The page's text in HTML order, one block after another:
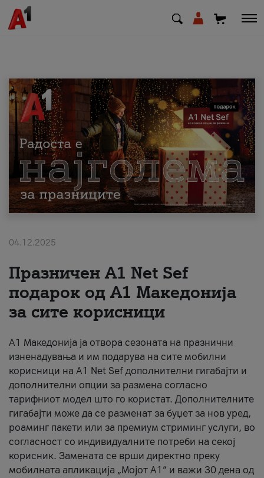
МК EN SQ
Приватни Деловни
Поддршка
Надополни кредит
За нас
#ПодобарОнлајн
04.12.2025
Празничен A1 Net Sеf
подарок од А1 Македонија
за сите корисници
А1 Македонија ја отвора сезоната на празнични
изненадувања и им подарува на сите мобилни
корисници на A1 Net Sef дополнителни гигабајти и
дополнителни опции за размена согласно
тарифниот модел што го користат. Дополнителните
гигабајти може да се разменат за буџет за нов уред,
роаминг пакети или за премиум стриминг услуги, во
согласност со индивидуалните потреби на секој
корисник. Замената се врши директно преку
мобилната апликација „Мојот А1“ и важи 30 дена од